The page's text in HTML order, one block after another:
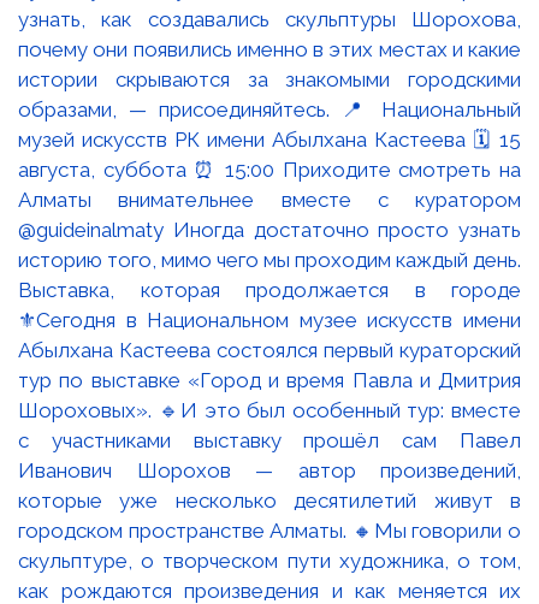
Выставка, которая продолжается в городе
⚜️Сегодня в Национальном музее искусств имени
Абылхана Кастеева состоялся первый кураторский
тур по выставке «Город и время Павла и Дмитрия
Шороховых». 🔹И это был особенный тур: вместе
с участниками выставку прошёл сам Павел
Иванович Шорохов — автор произведений,
которые уже несколько десятилетий живут в
городском пространстве Алматы. 🔸Мы говорили о
скульптуре, о творческом пути художника, о том,
как рождаются произведения и как меняется их